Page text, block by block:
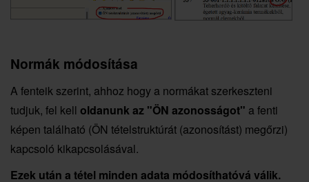
Normák módosítása
A fenteik szerint, ahhoz hogy a normákat szerkeszteni
tudjuk, fel kell oldanunk az "ÖN azonosságot" a fenti
képen található (ÖN tételstruktúrát (azonosítást) megőrzi)
kapcsoló kikapcsolásával.
Ezek után a tétel minden adata módosíthatóvá válik.